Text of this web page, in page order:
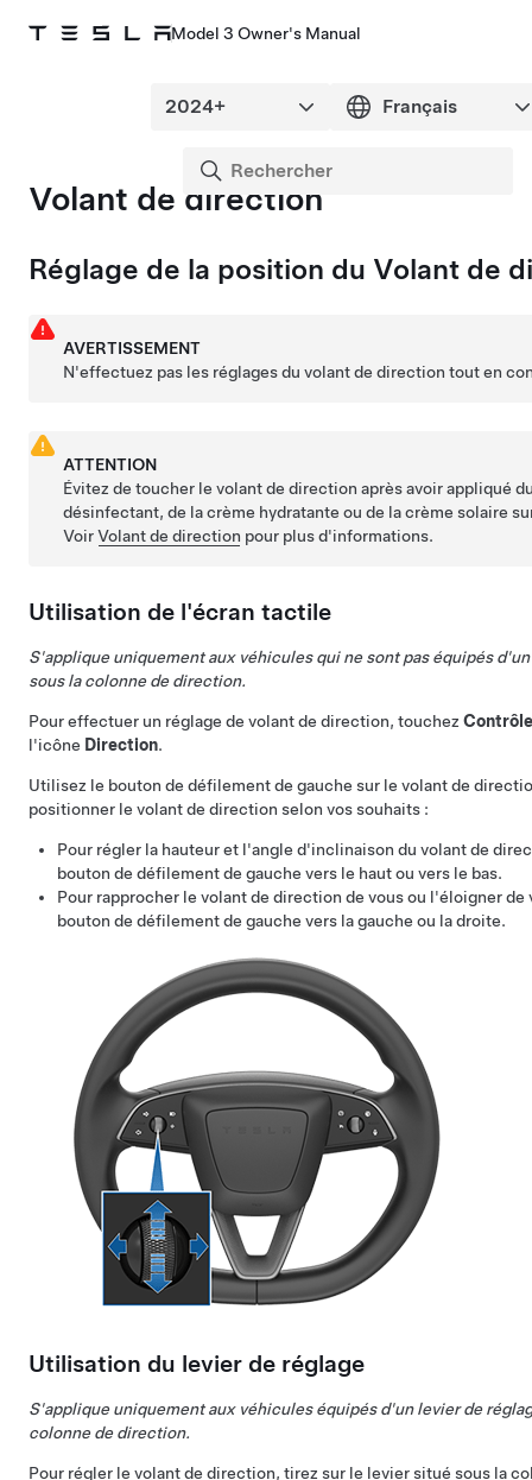
Model 3 Owner's Manual
Volant de direction
Réglage de la position du Volant de
AVERTISSEMENT
N'effectuez pas les réglages duvolant de direction tout en
ATTENTION
Évitez de toucher levolant de direction après avoir appliqué
désinfectant, de la crème hydratante ou de la crème solaire
VoirVolant de direction pour plus d'informations.
Utilisation de l'écran tactile
S'applique uniquement aux véhicules qui ne sont pas équipés
sous la colonne de direction.
Pour effectuer un réglage de volant de direction, touchez
l'icône Direction.
Utilisez le bouton de défilement de gauche sur le volant de
positionner le volant de direction selon vos souhaits :
Pour régler la hauteur et l'angle d'inclinaison du volant de
bouton de défilement de gauche vers le haut ou vers le bas.
Pour rapprocher le volant de direction de vous ou l'éloigner de
bouton de défilement de gauche vers la gauche ou la droite.
Utilisation du levier de réglage
S'applique uniquement aux véhicules équipés d'un levier de
colonne de direction.
Pour régler le volant de direction, tirez sur le levier situé sous la